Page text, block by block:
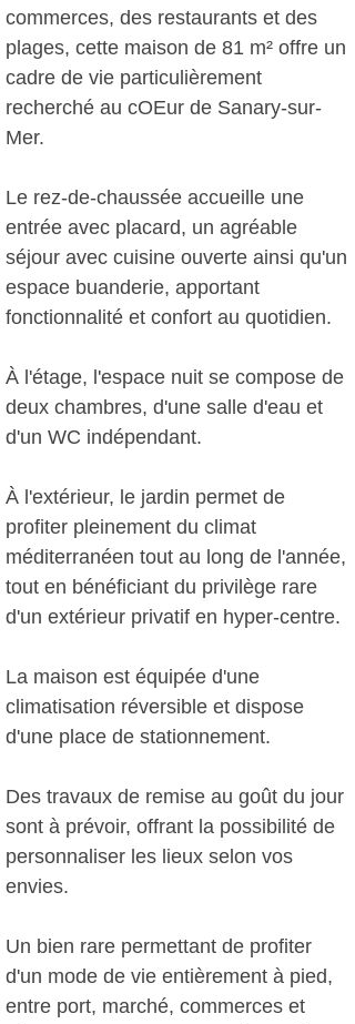
commerces, des restaurants et des
plages, cette maison de 81 m² offre un
cadre de vie particulièrement
recherché au cOEur de Sanary-sur-
Mer.
Le rez-de-chaussée accueille une
entrée avec placard, un agréable
séjour avec cuisine ouverte ainsi qu'un
espace buanderie, apportant
fonctionnalité et confort au quotidien.
À l'étage, l'espace nuit se compose de
deux chambres, d'une salle d'eau et
d'un WC indépendant.
À l'extérieur, le jardin permet de
profiter pleinement du climat
méditerranéen tout au long de l'année,
tout en bénéficiant du privilège rare
d'un extérieur privatif en hyper-centre.
La maison est équipée d'une
climatisation réversible et dispose
d'une place de stationnement.
Des travaux de remise au goût du jour
sont à prévoir, offrant la possibilité de
personnaliser les lieux selon vos
envies.
Un bien rare permettant de profiter
d'un mode de vie entièrement à pied,
entre port, marché, commerces et